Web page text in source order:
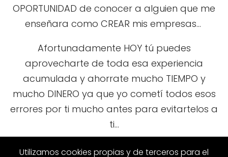
OPORTUNIDAD de conocer a alguien que me
enseñara como CREAR mis empresas...
Afortunadamente HOY tú puedes
aprovecharte de toda esa experiencia
acumulada y ahorrate mucho TIEMPO y
mucho DINERO ya que yo cometí todos esos
errores por ti mucho antes para evitartelos a
ti...
!!! NOS VEMOS DENTRO !!!
Utilizamos cookies propias y de terceros para el